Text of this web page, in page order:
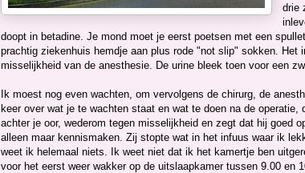
drie
doopt in betadine. Je mond moet je eerst poetsen met een
prachtig ziekenhuis hemdje aan plus rode "not slip" sokken.
misselijkheid van de anesthesie. De urine bleek toen voor een
Ik moest nog even wachten, om vervolgens de chirurg, de
keer over wat je te wachten staat en wat te doen na de
achter je oor, wederom tegen misselijkheid en zegt dat hij goed
alleen maar kennismaken. Zij stopte wat in het infuus waar ik
weet ik helemaal niets. Ik weet niet dat ik het kamertje ben
voor het eerst weer wakker op de uitslaapkamer tussen 9.00 en